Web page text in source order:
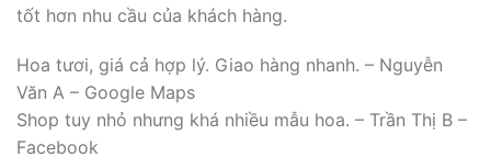
tốt hơn nhu cầu của khách hàng.
Hoa tươi, giá cả hợp lý. Giao hàng nhanh. – Nguyễn
Văn A – Google Maps
Shop tuy nhỏ nhưng khá nhiều mẫu hoa. – Trần Thị B –
Facebook